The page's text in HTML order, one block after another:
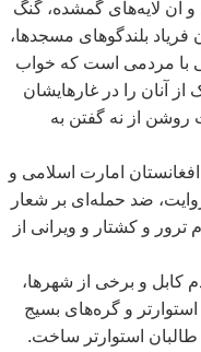
و آن لایههای گمشده، گنگ
بلندگوهای مسجدها،
با مردمی است که خواب
آنان را در غارهایشان
روشن از نه گفتن به
امارت اسلامی و
ضد حمله ای بر شعار
و کشتار و ویرانی از
کابل و برخی از شهرها،
و گرههای بسیج
استوارتر ساخت.